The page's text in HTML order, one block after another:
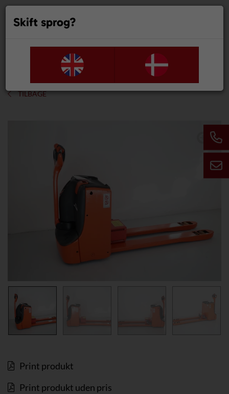
TILBAGE

Print produkt
Print produkt uden pris
Skift sprog?